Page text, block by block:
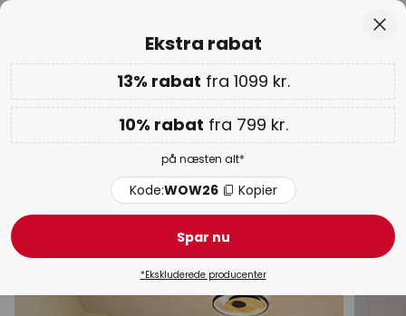
Ekstra rabat: 10% fra 799 kr. | 13% fra 1099 kr.
alt
Kode: WOW26 Kopier
WOW ugen: op til 70%
Gule loftlamper
Moderne loftlamper Loftlamper
Luk
Ekstra rabat
13% rabat fra 1099 kr.
10% rabat fra 799 kr.
på næsten alt*
Kode:WOW26 Kopier
Spar nu
*Ekskluderede producenter